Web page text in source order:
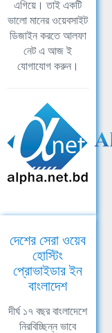
এগিয়ে। তাই একটি
ভালো মানের ওয়েবসাইট
ডিজাইন করতে আলফা
নেট এ আজ ই
যোগাযোগ করুন।
দেশের সেরা ওয়েব
হোস্টিং
প্রোভাইডার ইন
বাংলাদেশ
দীর্ঘ ১৭ বছর বাংলাদেশে
নিরবিচ্ছিন্ন ভাবে